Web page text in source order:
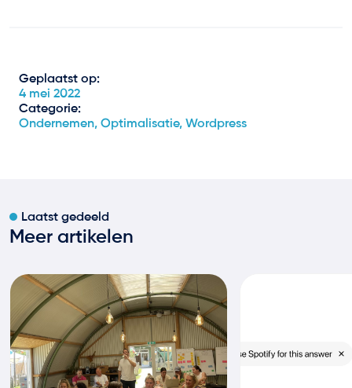
Geplaatst op:
4 mei 2022
Categorie:
Ondernemen, Optimalisatie, Wordpress
Laatst gedeeld
Meer artikelen